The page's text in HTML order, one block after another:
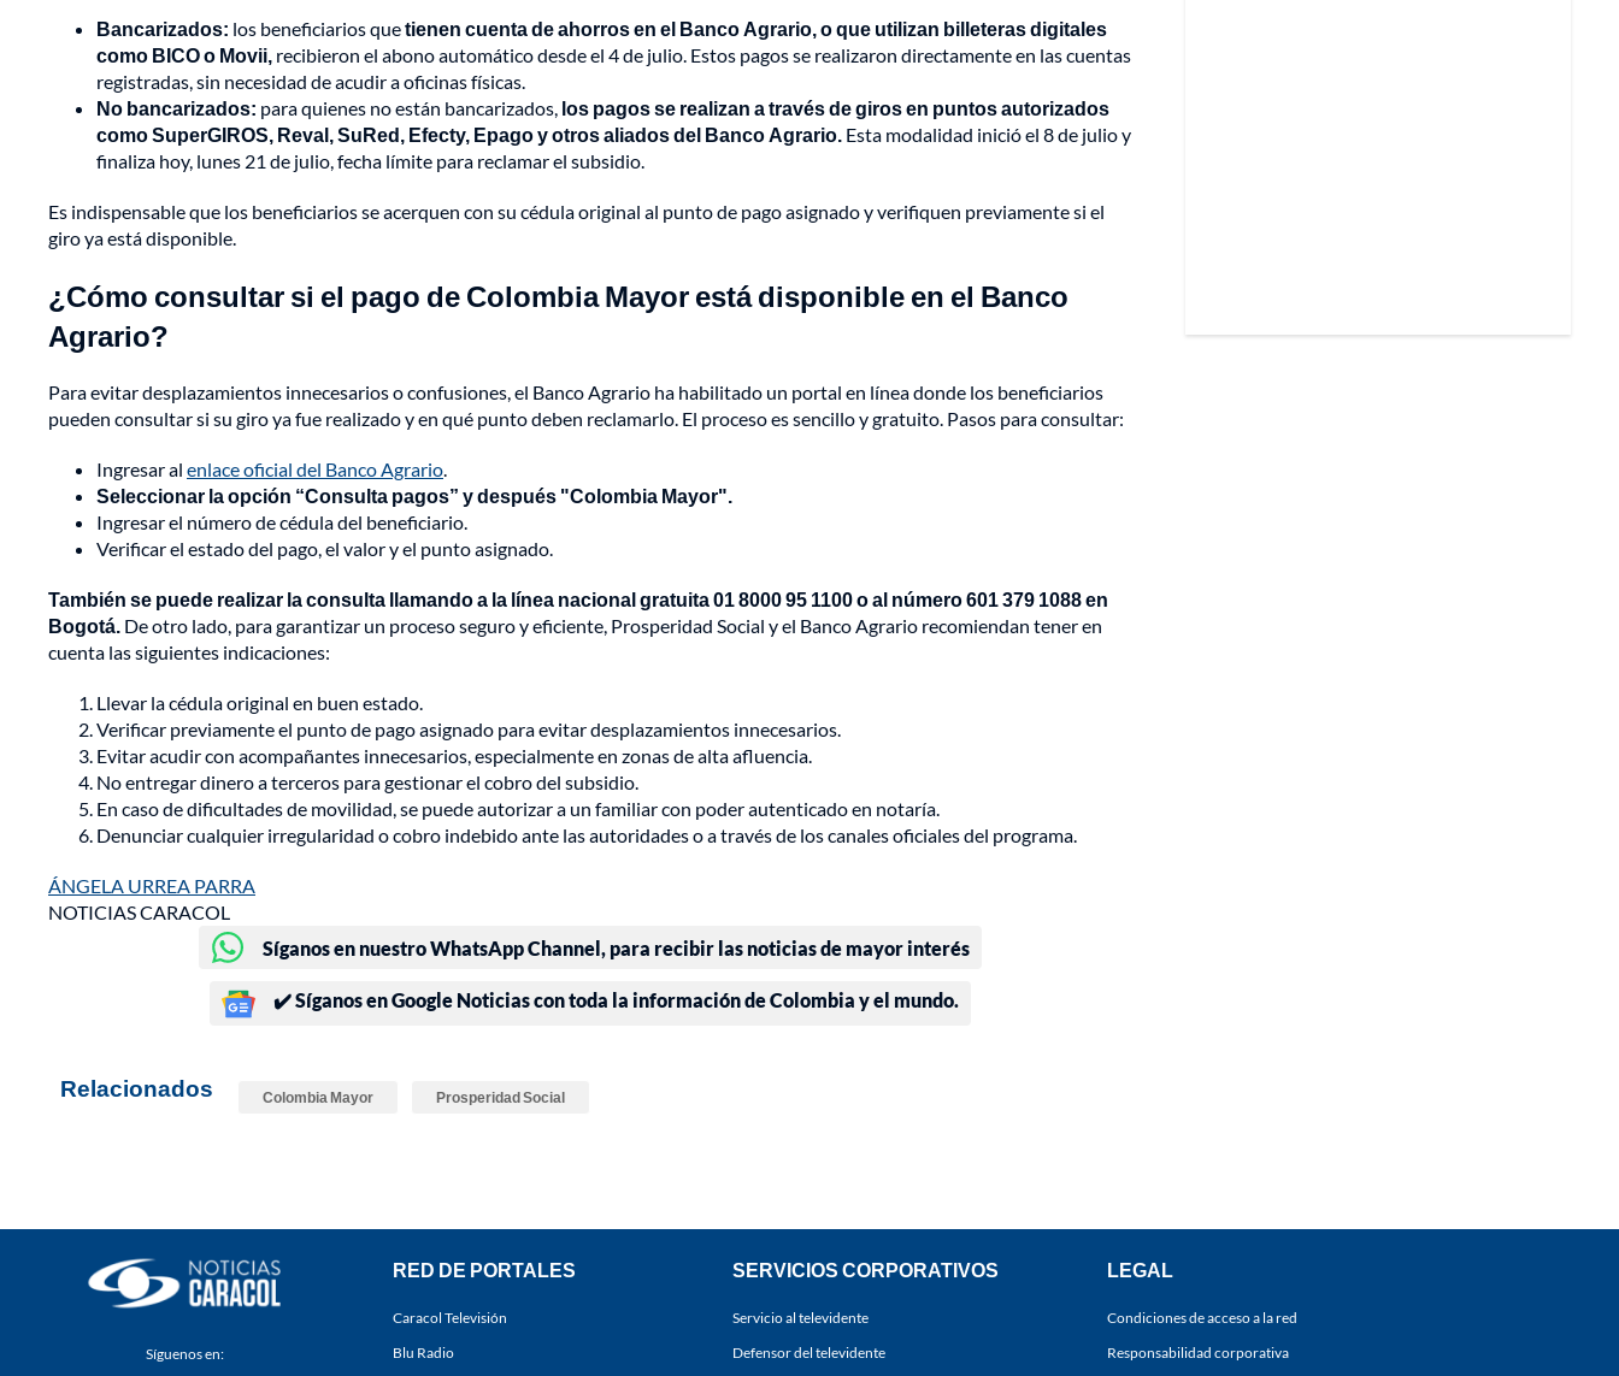
Bancarizados: los beneficiarios quetienen cuenta de ahorros en el Banco Agrario, o que utilizan billeteras digitales
como BICO o Movii, recibieron el abono automático desde el 4 de julio. Estos pagos se realizaron directamente en las cuentas
registradas, sin necesidad de acudir a oficinas físicas.
No bancarizados: para quienes no están bancarizados, los pagos se realizan a través de giros en puntos autorizados
como SuperGIROS, Reval, SuRed, Efecty, Epago y otros aliados del Banco Agrario. Esta modalidad inició el 8 de julio y
finaliza hoy, lunes 21 de julio, fecha límite para reclamar el subsidio.
Es indispensable que los beneficiarios se acerquen con su cédula original al punto de pago asignado y verifiquen previamente si el
giro ya está disponible.
¿Cómo consultar si el pago de Colombia Mayor está disponible en el Banco
Agrario?
Para evitar desplazamientos innecesarios o confusiones, el Banco Agrario ha habilitado un portal en línea donde los beneficiarios
pueden consultar si su giro ya fue realizado y en qué punto deben reclamarlo. El proceso es sencillo y gratuito. Pasos para consultar:
Ingresar al enlace oficial del Banco Agrario.
Seleccionar la opción “Consulta pagos” y después "Colombia Mayor".
Ingresar el número de cédula del beneficiario.
Verificar el estado del pago, el valor y el punto asignado.
También se puede realizar la consulta llamando a la línea nacional gratuita 01 8000 95 1100 o al número 601 379 1088 en
Bogotá. De otro lado, para garantizar un proceso seguro y eficiente, Prosperidad Social y el Banco Agrario recomiendan tener en
cuenta las siguientes indicaciones:
Llevar la cédula original en buen estado.
Verificar previamente el punto de pago asignado para evitar desplazamientos innecesarios.
Evitar acudir con acompañantes innecesarios, especialmente en zonas de alta afluencia.
No entregar dinero a terceros para gestionar el cobro del subsidio.
En caso de dificultades de movilidad, se puede autorizar a un familiar con poder autenticado en notaría.
Denunciar cualquier irregularidad o cobro indebido ante las autoridades o a través de los canales oficiales del programa.
ÁNGELA URREA PARRA
NOTICIAS CARACOL
Síganos en nuestro WhatsApp Channel, para recibir las noticias de mayor interés
✔️ Síganos en Google Noticias con toda la información de Colombia y el mundo.
Relacionados Colombia Mayor Prosperidad Social
Síguenos en:
RED DE PORTALES
Caracol Televisión
Blu Radio
SERVICIOS CORPORATIVOS
Servicio al televidente
Defensor del televidente
LEGAL
Condiciones de acceso a la red
Responsabilidad corporativa